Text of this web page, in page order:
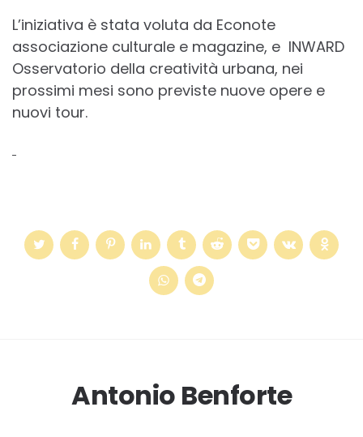
L’iniziativa è stata voluta da Econote
associazione culturale e magazine, e INWARD
Osservatorio della creatività urbana, nei
prossimi mesi sono previste nuove opere e
nuovi tour.
Antonio Benforte